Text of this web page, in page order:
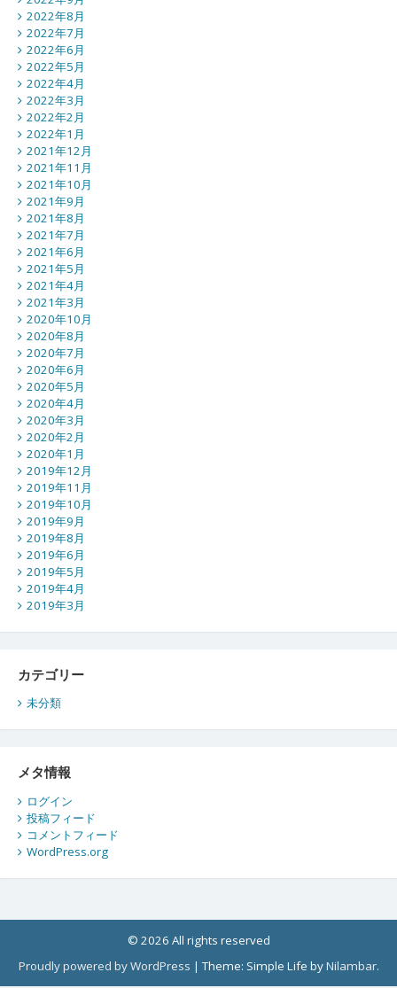
2022年8月
2022年7月
2022年6月
2022年5月
2022年4月
2022年3月
2022年2月
2022年1月
2021年12月
2021年11月
2021年10月
2021年9月
2021年8月
2021年7月
2021年6月
2021年5月
2021年4月
2021年3月
2020年10月
2020年8月
2020年7月
2020年6月
2020年5月
2020年4月
2020年3月
2020年2月
2020年1月
2019年12月
2019年11月
2019年10月
2019年9月
2019年8月
2019年6月
2019年5月
2019年4月
2019年3月
カテゴリー
未分類
メタ情報
ログイン
投稿フィード
コメントフィード
WordPress.org
© 2026 All rights reserved
Proudly powered by WordPress |Theme: Simple Life byNilambar.